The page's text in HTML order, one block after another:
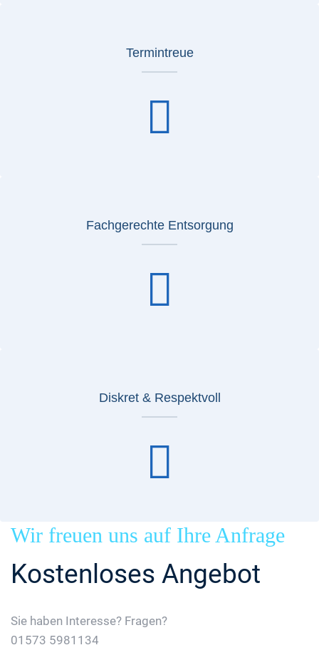
Termintreue
Fachgerechte Entsorgung
Diskret & Respektvoll
Wir freuen uns auf Ihre Anfrage
Kostenloses Angebot
Sie haben Interesse? Fragen?
01573 5981134